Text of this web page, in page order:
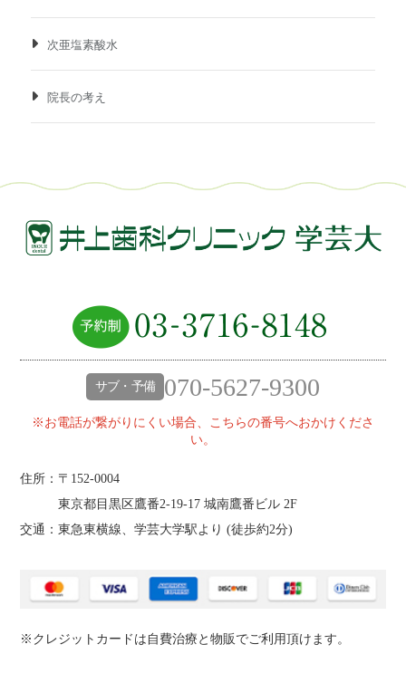
次亜塩素酸水
院長の考え
サブ・予備 070-5627-9300
※お電話が繋がりにくい場合、こちらの番号へおかけくださ
い。
住所：〒152-0004
東京都目黒区鷹番2‐19‐17 城南鷹番ビル 2F
交通：東急東横線、学芸大学駅より (徒歩約2分)
※クレジットカードは自費治療と物販でご利用頂けます。